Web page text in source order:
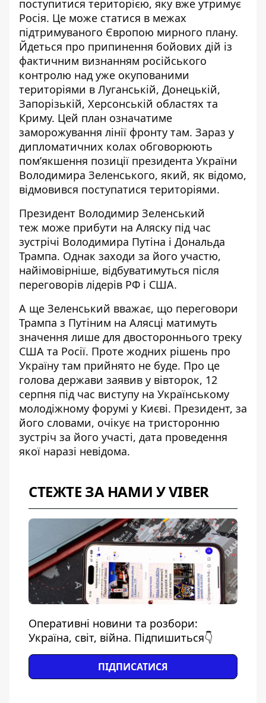
поступитися територією, яку вже утримує
Росія. Це може статися в межах
підтримуваного Європою мирного плану.
Йдеться про припинення бойових дій із
фактичним визнанням російського
контролю над уже окупованими
територіями в Луганській, Донецькій,
Запорізькій, Херсонській областях та
Криму. Цей план означатиме
заморожування лінії фронту там. Зараз у
дипломатичних колах обговорюють
пом’якшення позиції президента України
Володимира Зеленського, який, як відомо,
відмовився поступатися територіями.
Президент Володимир Зеленський
теж може прибути на Аляску під час
зустрічі Володимира Путіна і Дональда
Трампа. Однак заходи за його участю,
найімовірніше, відбуватимуться після
переговорів лідерів РФ і США.
А ще Зеленський вважає, що переговори
Трампа з Путіним на Алясці матимуть
значення лише для двостороннього треку
США та Росії. Проте жодних рішень про
Україну там прийнято не буде. Про це
голова держави заявив у вівторок, 12
серпня під час виступу на Українському
молодіжному форумі у Києві. Президент, за
його словами, очікує на тристоронню
зустріч за його участі, дата проведення
якої наразі невідома.
СТЕЖТЕ ЗА НАМИ У VIBER
Оперативні новини та розбори:
Україна, світ, війна. Підпишиться👇
ПІДПИСАТИСЯ